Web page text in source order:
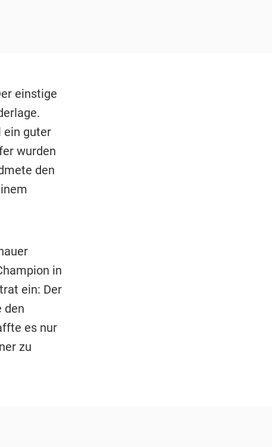
einstige
ein guter
wurden
den
in
ein: Der
den
es nur
zu